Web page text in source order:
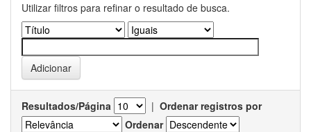
Utilizar filtros para refinar o resultado de busca.
Resultados/Página | Ordenar registros por
Ordenar